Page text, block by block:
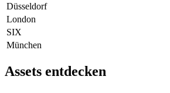
Düsseldorf
London
SIX
München
Assets entdecken